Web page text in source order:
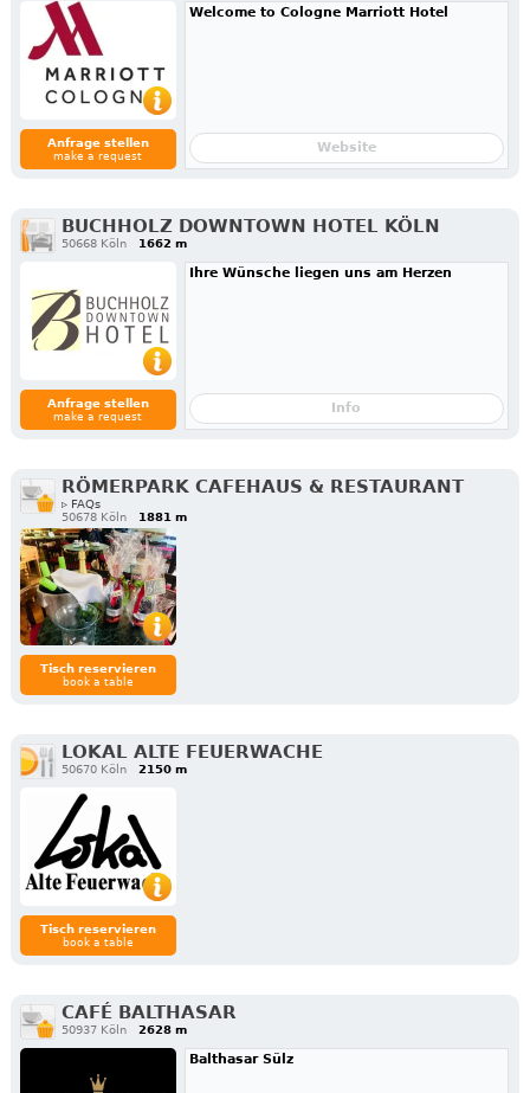
Anfrage stellen
make a request
Welcome to Cologne Marriott Hotel
Website
BUCHHOLZ DOWNTOWN HOTEL KÖLN
50668 Köln 1662 m
Anfrage stellen
make a request
Ihre Wünsche liegen uns am Herzen
Info
RÖMERPARK CAFEHAUS & RESTAURANT
▹ FAQs
50678 Köln
1881 m
Tisch reservieren
book a table
LOKAL ALTE FEUERWACHE
50670 Köln 2150 m
Tisch reservieren
book a table
CAFÉ BALTHASAR
50937 Köln 2628 m
Balthasar Sülz